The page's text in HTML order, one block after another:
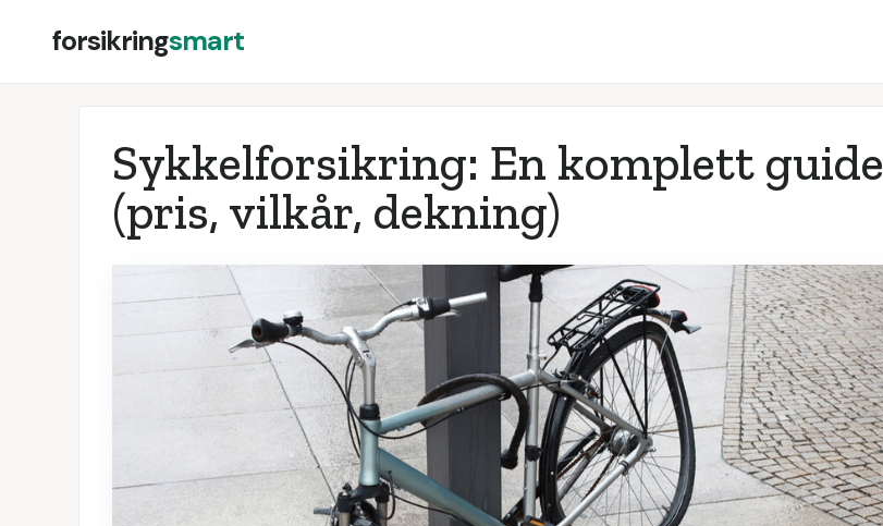
forsikringsmart
Sykkelforsikring: En komplett guide
(pris, vilkår, dekning)